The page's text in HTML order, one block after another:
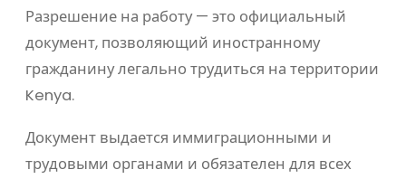
Разрешение на работу — это официальный
документ, позволяющий иностранному
гражданину легально трудиться на территории
Kenya.
Документ выдается иммиграционными и
трудовыми органами и обязателен для всех